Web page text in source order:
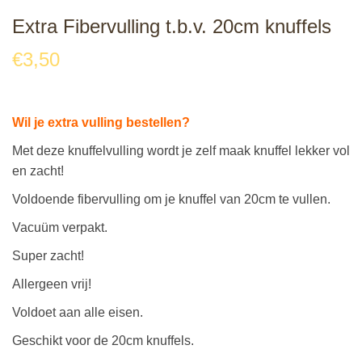
Extra Fibervulling t.b.v. 20cm knuffels
€3,50
Wil je extra vulling bestellen?
Met deze knuffelvulling wordt je zelf maak knuffel lekker vol
en zacht!
Voldoende fibervulling om je knuffel van 20cm te vullen.
Vacuüm verpakt.
Super zacht!
Allergeen vrij!
Voldoet aan alle eisen.
Geschikt voor de 20cm knuffels.